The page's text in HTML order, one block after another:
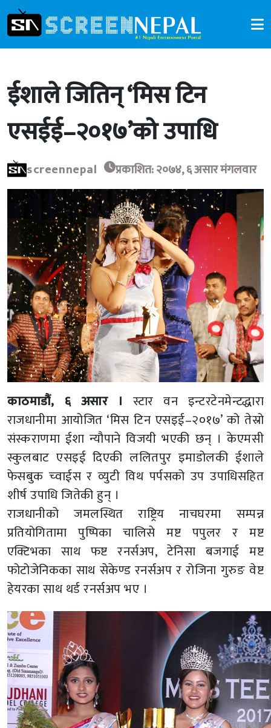
ईशाले जितिन् ‘मिस टिन
एसईई–२०१७’को उपाधि
screennepal प्रकाशित: २०७४, ६ असार मंगलवार
काठमाडौं, ६ असार । स्टार वन इन्टरटेनमेन्टद्धारा
राजधानीमा आयोजित ‘मिस टिन एसइई–२०१७’ को तेस्रो
संस्कराणमा ईशा न्यौपाने विजयी भएकी छन् । केएमसी
स्कुलबाट एसइई दिएकी ललितपुर इमाडोलकी ईशाले
फेसबुक च्वाईस र व्युटी विथ पर्पसको उप उपाधिसहित
शीर्ष उपाधि जितेकी हुन् ।
राजधानीको जमलस्थित राष्ट्रिय नाचघरमा सम्पन्न
प्रतियोगितामा पुष्पिका चालिसे मष्ट पपुलर र मष्ट
एक्टिभका साथ फष्ट रनर्सअप, टेनिसा बजगाई मष्ट
फोटोजेनिकका साथ सेकेण्ड रनर्सअप र रोजिना गुरुङ वेष्ट
हेयरका साथ थर्ड रनर्सअप भए ।